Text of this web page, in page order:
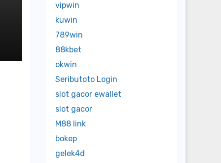
vipwin
kuwin
789win
88kbet
okwin
Seributoto Login
slot gacor ewallet
slot gacor
M88 link
bokep
gelek4d